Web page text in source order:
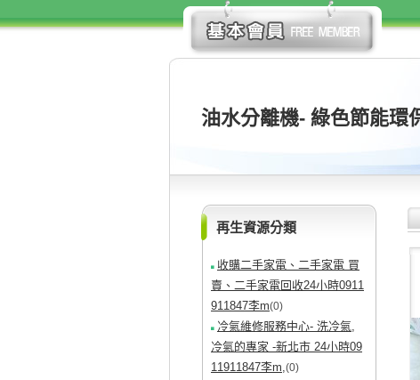
油水分離機- 綠色節能環
再生資源分類
收購二手家電、二手家電 買
賣、二手家電回收24小時0911
911847李m(0)
冷氣維修服務中心- 洗冷氣,
冷氣的專家 -新北市 24小時09
11911847李m,(0)